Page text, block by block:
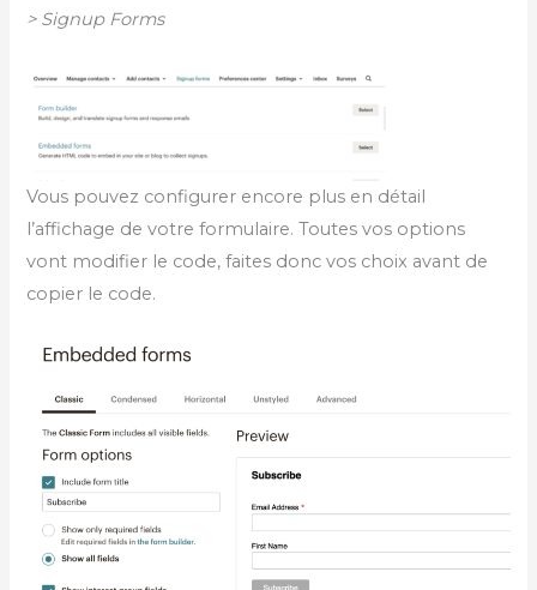
> Signup Forms
Vous pouvez configurer encore plus en détail
l’affichage de votre formulaire. Toutes vos options
vont modifier le code, faites donc vos choix avant de
copier le code.